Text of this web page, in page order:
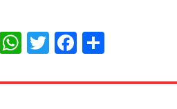
W
at
T
itt
F
c ar